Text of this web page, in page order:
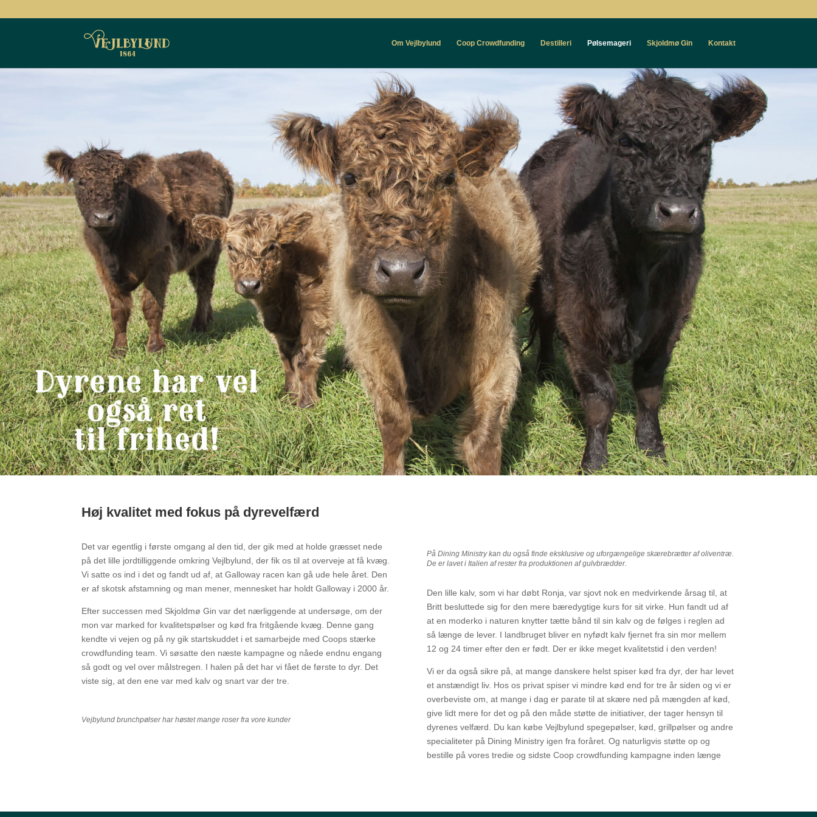
Om Vejlbylund Coop Crowdfunding Destilleri Pølsemageri Skjoldmø Gin Kontakt
Høj kvalitet med fokus på dyrevelfærd
Det var egentlig i første omgang al den tid, der gik med at holde græsset nede
på det lille jordtilliggende omkring Vejlbylund, der fik os til at overveje at få kvæg.
Vi satte os ind i det og fandt ud af, at Galloway racen kan gå ude hele året. Den
er af skotsk afstamning og man mener, mennesket har holdt Galloway i 2000 år.
Efter successen med Skjoldmø Gin var det nærliggende at undersøge, om der
mon var marked for kvalitetspølser og kød fra fritgående kvæg. Denne gang
kendte vi vejen og på ny gik startskuddet i et samarbejde med Coops stærke
crowdfunding team. Vi søsatte den næste kampagne og nåede endnu engang
så godt og vel over målstregen. I halen på det har vi fået de første to dyr. Det
viste sig, at den ene var med kalv og snart var der tre.
Vejbylund brunchpølser har høstet mange roser fra vore kunder
På Dining Ministry kan du også finde eksklusive og uforgængelige skærebrætter af oliventræ.
De er lavet i Italien af rester fra produktionen af gulvbrædder.
Den lille kalv, som vi har døbt Ronja, var sjovt nok en medvirkende årsag til, at
Britt besluttede sig for den mere bæredygtige kurs for sit virke. Hun fandt ud af
at en moderko i naturen knytter tætte bånd til sin kalv og de følges i reglen ad
så længe de lever. I landbruget bliver en nyfødt kalv fjernet fra sin mor mellem
12 og 24 timer efter den er født. Der er ikke meget kvalitetstid i den verden!
Vi er da også sikre på, at mange danskere helst spiser kød fra dyr, der har levet
et anstændigt liv. Hos os privat spiser vi mindre kød end for tre år siden og vi er
overbeviste om, at mange i dag er parate til at skære ned på mængden af kød,
give lidt mere for det og på den måde støtte de initiativer, der tager hensyn til
dyrenes velfærd. Du kan købe Vejlbylund spegepølser, kød, grillpølser og andre
specialiteter på Dining Ministry igen fra foråret. Og naturligvis støtte op og
bestille på vores tredie og sidste Coop crowdfunding kampagne inden længe